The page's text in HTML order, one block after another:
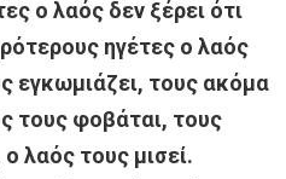
ο λαός δεν ξέρει ότι
ηγέτες ο λαός
εγκωμιάζει, τους ακόμα
τους φοβάται, τους
λαός τους μισεί.